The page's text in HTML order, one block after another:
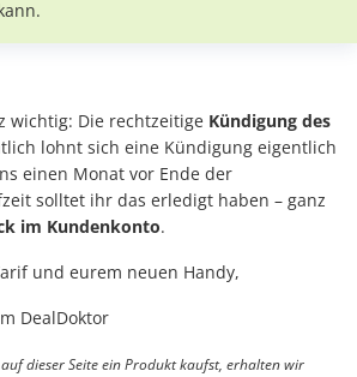
wichtig: Die rechtzeitige Kündigung des
lohnt sich eine Kündigung eigentlich
einen Monat vor Ende der
solltet ihr das erledigt haben – ganz
im Kundenkonto.
und eurem neuen Handy,
DealDoktor
dieser Seite ein Produkt kaufst, erhalten wir